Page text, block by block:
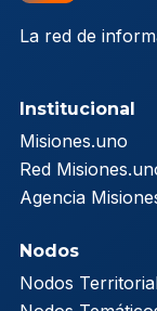
La red de
Institucional
Misiones.uno
Red
Agencia
Nodos
Nodos